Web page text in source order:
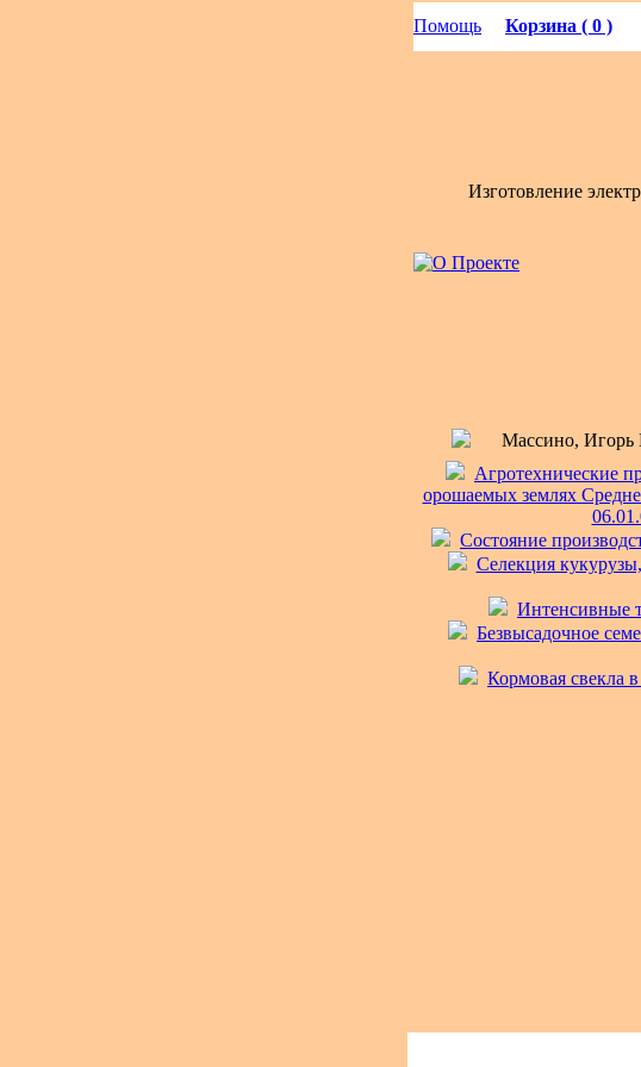
Помощь Корзина ( 0 )
Изготовление
Массино, Игорь
Агротехнические
орошаемых землях
Состояние
Селекция
Интенсивные
Безвысадочное
Кормовая свекла